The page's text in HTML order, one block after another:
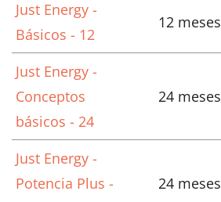
Just Energy -
Básicos - 12
12 meses
Just Energy -
Conceptos
básicos - 24
24 meses
Just Energy -
Potencia Plus -
24 meses